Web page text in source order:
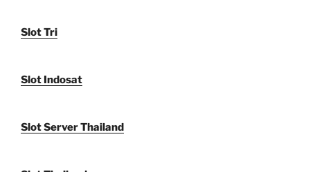
Slot Tri
Slot Indosat
Slot Server Thailand